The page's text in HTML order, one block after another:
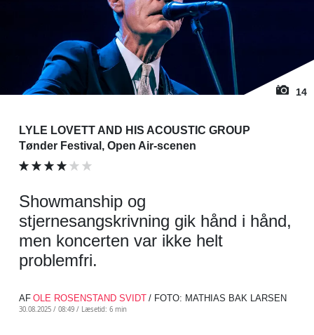
14
LYLE LOVETT AND HIS ACOUSTIC GROUP
Tønder Festival, Open Air-scenen
Showmanship og
stjernesangskrivning gik hånd i hånd,
men koncerten var ikke helt
problemfri.
AF OLE ROSENSTAND SVIDT / FOTO: MATHIAS BAK LARSEN
30.08.2025 / 08:49 / Læsetid: 6 min